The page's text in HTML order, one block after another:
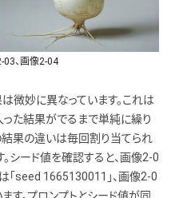
03、画像2-04
微妙に異なっています。これは
った結果がでるまで単純に繰り
結果の違いは毎回割り当てられ
。シード値を確認すると、画像2-0
「seed 1665130011」、画像2-0